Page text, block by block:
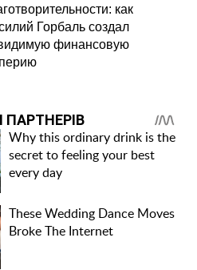
как
Горбаль создал
финансовую